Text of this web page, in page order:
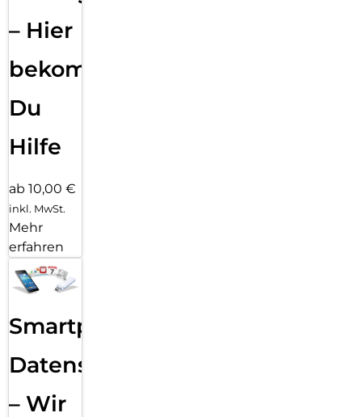
– Hier
bekommst
Du
Hilfe
ab 10,00 €
inkl. MwSt.
Mehr
erfahren
Smartphone
Datensicherung
– Wir